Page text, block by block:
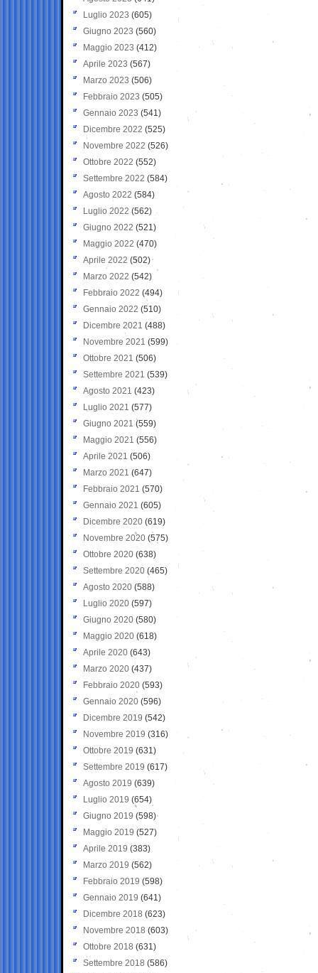
Luglio 2023 (605)
Giugno 2023 (560)
Maggio 2023 (412)
Aprile 2023 (567)
Marzo 2023 (506)
Febbraio 2023 (505)
Gennaio 2023 (541)
Dicembre 2022 (525)
Novembre 2022 (526)
Ottobre 2022 (552)
Settembre 2022 (584)
Agosto 2022 (584)
Luglio 2022 (562)
Giugno 2022 (521)
Maggio 2022 (470)
Aprile 2022 (502)
Marzo 2022 (542)
Febbraio 2022 (494)
Gennaio 2022 (510)
Dicembre 2021 (488)
Novembre 2021 (599)
Ottobre 2021 (506)
Settembre 2021 (539)
Agosto 2021 (423)
Luglio 2021 (577)
Giugno 2021(559)
Maggio 2021 (556)
Aprile 2021 (506)
Marzo 2021 (647)
Febbraio 2021 (570)
Gennaio 2021 (605)
Dicembre 2020 (619)
Novembre 2020 (575)
Ottobre 2020 (638)
Settembre 2020(465)
Agosto 2020 (588)
Luglio 2020 (597)
Giugno 2020 (580)
Maggio 2020 (618)
Aprile 2020 (643)
Marzo 2020 (437)
Febbraio 2020 (593)
Gennaio 2020 (596)
Dicembre 2019 (542)
Novembre 2019 (316)
Ottobre 2019 (631)
Settembre 2019 (617)
Agosto 2019 (639)
Luglio 2019 (654)
Giugno 2019 (598)
Maggio 2019 (527)
Aprile 2019 (383)
Marzo 2019 (562)
Febbraio 2019 (598)
Gennaio 2019 (641)
Dicembre 2018 (623)
Novembre 2018 (603)
Ottobre 2018 (631)
Settembre 2018 (586)